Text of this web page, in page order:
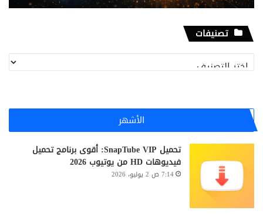
تصنيفات
تصنيفات
الأشهر
تحميل SnapTube VIP: أقوى برنامج تحميل
فيديوهات HD من يوتيوب 2026
7:14 ص 2 يوليو، 2026